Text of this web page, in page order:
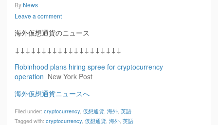
By News
Leave a comment
海外仮想通貨のニュース
↓↓↓↓↓↓↓↓↓↓↓↓↓↓↓↓↓↓↓↓
Robinhood plans hiring spree for cryptocurrency
operation New York Post
海外仮想通貨ニュースへ
Filed under: cryptocurrency 仮想通貨 海外 英語
Tagged with: cryptocurrency 仮想通貨 海外 英語